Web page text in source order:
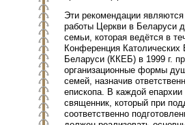
Эти рекомендации
работы Церкви в Беларуси
семьи, которая ведётся в
Конференция Католических
Беларуси (ККЕБ) в 1999 г.
организационные формы
семей, назначив
епископа. В каждой епархии
священник, который при
соответственно